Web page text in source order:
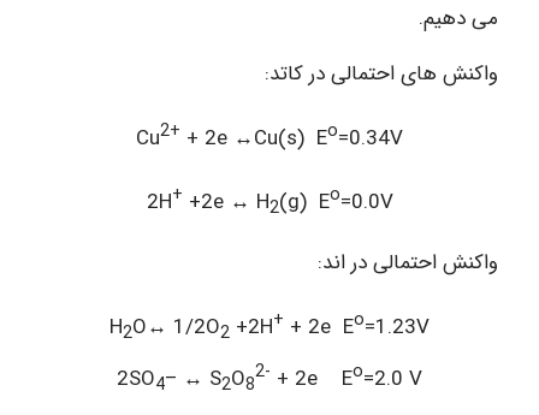
می دهیم.
واکنش های احتمالی در کاتد:
Cu2+ + 2e ↔Cu(s) Eo=0.34V
2H+ +2e ↔ H2(g) Eo=0.0V
واکنش احتمالی در اند:
H2O↔ 1/2O2 +2H+ + 2e Eo=1.23V
2SO4– ↔ S2O8
2- + 2e Eo=2.0 V